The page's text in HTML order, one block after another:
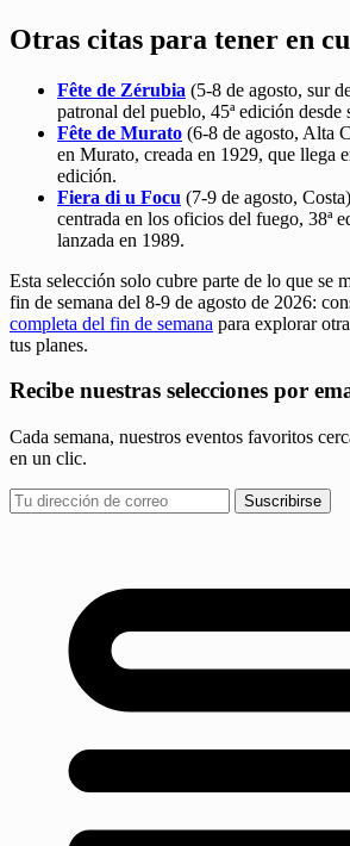
Otras citas para tener en
Fête de Zérubia (5-8 de agosto, sur
patronal del pueblo, 45ª edición desde
Fête de Murato (6-8 de agosto, Alta
en Murato, creada en 1929, que llega
edición.
Fiera di u Focu (7-9 de agosto,
centrada en los oficios del fuego, 38ª
lanzada en 1989.
Esta selección solo cubre parte de lo que se
fin de semana del 8-9 de agosto de 2026:
completa del fin de semana para explorar
tus planes.
Recibe nuestras selecciones por
Cada semana, nuestros eventos favoritos
en un clic.
Suscribirse